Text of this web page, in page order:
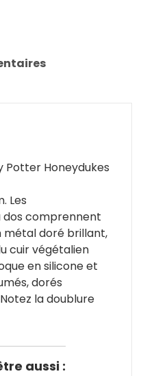
Potter Honeydukes
Les
dos comprennent
métal doré brillant,
cuir végétalien
en silicone et
dorés
la doublure
aussi :